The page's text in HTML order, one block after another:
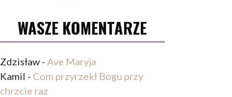
WASZE KOMENTARZE
Zdzisław- Ave Maryja
Kamil - Com przyrzekł Bogu przy
chrzcie raz